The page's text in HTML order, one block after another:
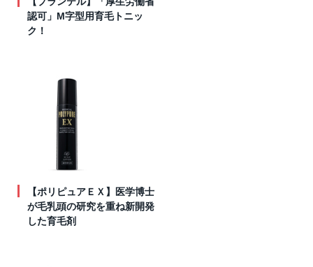
認可」M字型用育毛トニッ
ク！
【ポリピュアＥＸ】医学博士
が毛乳頭の研究を重ね新開発
した育毛剤